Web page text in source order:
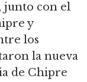
junto con el
y
los
la nueva
de Chipre